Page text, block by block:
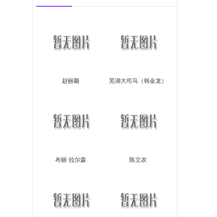
赵丽颖 芜湖大司马（韩金龙）
布丽·拉尔森 陈立农